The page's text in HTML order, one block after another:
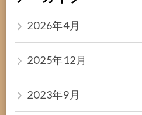
2026年4月
2025年12月
2023年9月